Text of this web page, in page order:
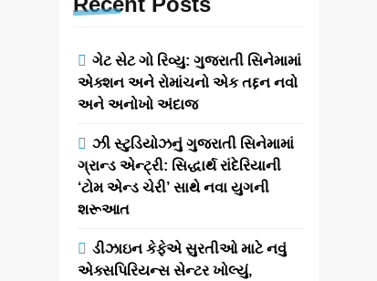
ગેટ સેટ ગો રિવ્યુ: ગુજરાતી સિનેમામાં
એક્શન અને રોમાંચનો એક તદ્દન નવો
અને અનોખો અંદાજ
ઝી સ્ટુડિયોઝનું ગુજરાતી સિનેમામાં
ગ્રાન્ડ એન્ટ્રી: સિદ્ધાર્થ રાંદેરિયાની
‘ટોમ એન્ડ ચેરી’ સાથે નવા યુગની
શરૂઆત
ડીઝાઇન કેફેએ સુરતીઓ માટે નવું
એક્સપિરિયન્સ સેન્ટર ખોલ્યું,